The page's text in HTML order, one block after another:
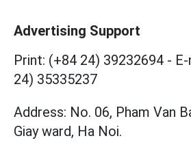
Advertising Support
Print: (+84 24) 39232694 -
24) 35335237
Address: No. 06, Pham Van
Giay ward, Ha Noi.